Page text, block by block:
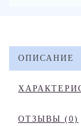
ОПИСАНИЕ
ОТЗЫВЫ (0)